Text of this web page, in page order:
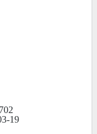
19